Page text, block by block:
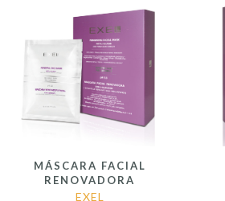
MÁSCARA FACIAL
RENOVADORA
EXEL